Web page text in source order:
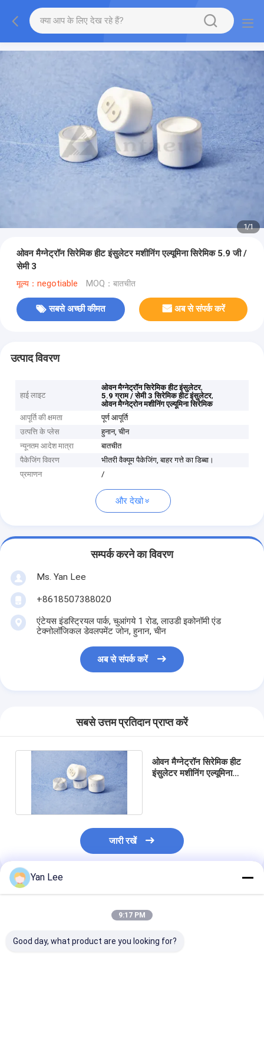
1/1
ओवन मैग्नेट्रॉन सिरेमिक हीट इंसुलेटर मशीनिंग एल्यूमिना सिरेमिक 5.9 जी /
सेमी 3
मूल्य：negotiable MOQ：बातचीत
सबसे अच्छी कीमत अब से संपर्क करें
उत्पाद विवरण
हाई लाइट
ओवन मैग्नेट्रॉन सिरेमिक हीट इंसुलेटर,
5.9 ग्राम / सेमी 3 सिरेमिक हीट इंसुलेटर,
ओवन मैग्नेट्रोन मशीनिंग एल्यूमिना सिरेमिक
आपूर्ति की क्षमता
पूर्ण आपूर्ति
उत्पत्ति के प्लेस
हुनान, चीन
न्यूनतम आदेश मात्रा
बातचीत
पैकेजिंग विवरण
भीतरी वैक्यूम पैकेजिंग, बाहर गत्ते का डिब्बा।
प्रमाणन
/
और देखो
सम्पर्क करने का विवरण
Ms. Yan Lee
+8618507388020
एंटेयस इंडस्ट्रियल पार्क, चुआंगये 1 रोड, लाउडी इकोनॉमी एंड
टेक्नोलॉजिकल डेवलपमेंट जोन, हुनान, चीन
अब से संपर्क करें
सबसे उत्तम प्रतिदान प्राप्त करें
ओवन मैग्नेट्रॉन सिरेमिक हीट
इंसुलेटर मशीनिंग एल्यूमिना
जारी रखें
अनुशंसित उत्पाद
Yan Lee
9:17 PM
Good day, what product are you looking for?